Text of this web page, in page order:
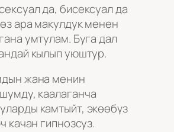
да, бисексуал да
ара макулдук менен
умтулам. Буга дал
кылып уюштур.
жана менин
каалаганча
камтыйт, экөөбүз
качан гипнозсуз.